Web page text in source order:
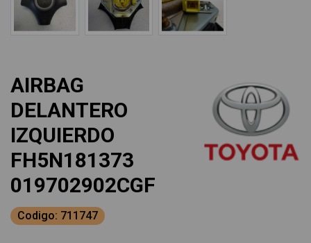
AIRBAG
DELANTERO
IZQUIERDO
FH5N181373
019702902CGF
Codigo: 711747